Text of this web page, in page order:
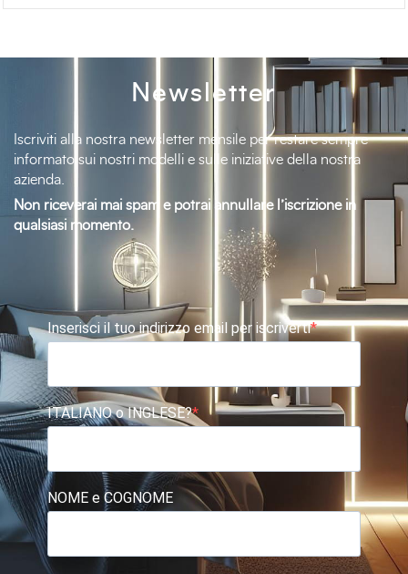
Newsletter
Iscriviti alla nostra newsletter mensile per restare sempre
informato sui nostri modelli e sulle iniziative della nostra
azienda.
Non riceverai mai spam e potrai annullare l’iscrizione in
qualsiasi momento.
Inserisci il tuo indirizzo email per iscriverti
ITALIANO o INGLESE?
NOME e COGNOME